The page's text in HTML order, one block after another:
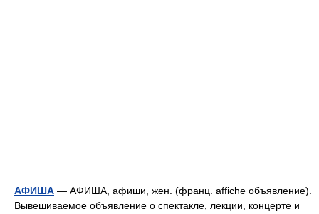
АФИША — АФИША, афиши, жен. (франц. affiche объявление).
Вывешиваемое объявление о спектакле, лекции, концерте и